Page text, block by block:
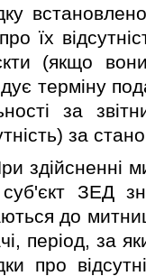
їх
(якщо
термiну
за
за
здiйсненнi
ЗЕД
до
перiод, за
про